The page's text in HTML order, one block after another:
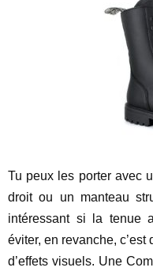
Tu peux les porter avec
droit ou un manteau
intéressant si la tenue
éviter, en revanche, c’est
d’effets visuels. Une